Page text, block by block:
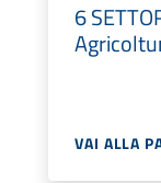
6
VAI ALLA